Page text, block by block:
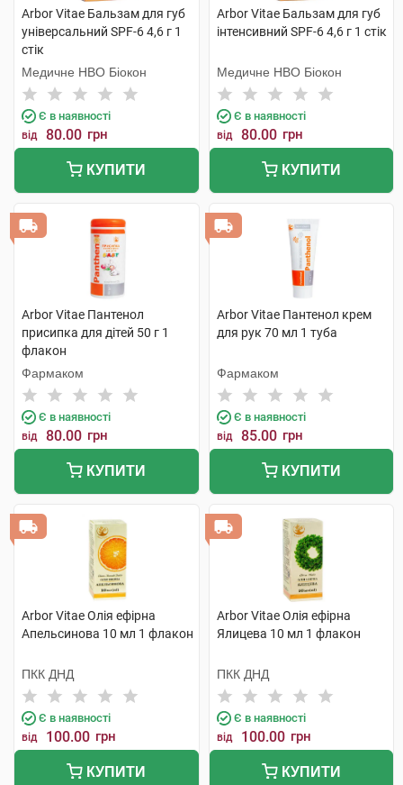
Arbor Vitae Бальзам для губ
універсальний SPF-6 4,6 г 1
стік
Медичне НВО Біокон
Є в наявності
від 80.00 грн
КУПИТИ
Arbor Vitae Бальзам для губ
інтенсивний SPF-6 4,6 г 1 стік
Медичне НВО Біокон
Є в наявності
від 80.00 грн
КУПИТИ
Arbor Vitae Пантенол
присипка для дітей 50 г 1
флакон
Фармаком
Є в наявності
від 80.00 грн
КУПИТИ
Arbor Vitae Пантенол крем
для рук 70 мл 1 туба
Фармаком
Є в наявності
від 85.00 грн
КУПИТИ
Arbor Vitae Олія ефірна
Апельсинова 10 мл 1 флакон
ПКК ДНД
Є в наявності
від 100.00 грн
КУПИТИ
Arbor Vitae Олія ефірна
Ялицева 10 мл 1 флакон
ПКК ДНД
Є в наявності
від 100.00 грн
КУПИТИ